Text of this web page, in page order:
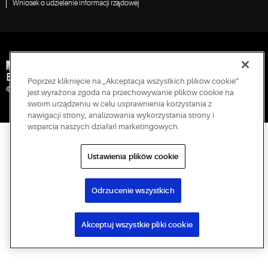
Wniosek o udzielenie informacji rządowej
Engineered for Sustainability
© 2026 Copeland LP. Wszelkie prawa zastrzeżone.
Poprzez kliknięcie na „Akceptacja wszystkich plików cookie”
jest wyrażona zgoda na przechowywanie plików cookie na
swoim urządzeniu w celu usprawnienia korzystania z
nawigacji strony, analizowania wykorzystania strony i
wsparcia naszych działań marketingowych.
Ustawienia plików cookie
Odrzucenie wszystkich
Akceptuj wszystkie pliki cookie